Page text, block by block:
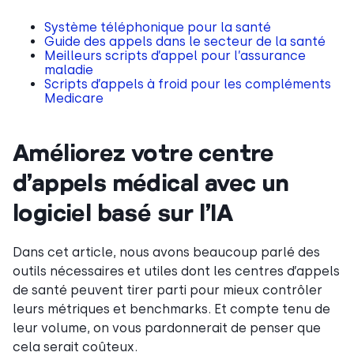
Système téléphonique pour la santé
Guide des appels dans le secteur de la santé
Meilleurs scripts d’appel pour l’assurance
maladie
Scripts d’appels à froid pour les compléments
Medicare
Améliorez votre centre
d’appels médical avec un
logiciel basé sur l’IA
Dans cet article, nous avons beaucoup parlé des
outils nécessaires et utiles dont les centres d’appels
de santé peuvent tirer parti pour mieux contrôler
leurs métriques et benchmarks. Et compte tenu de
leur volume, on vous pardonnerait de penser que
cela serait coûteux.